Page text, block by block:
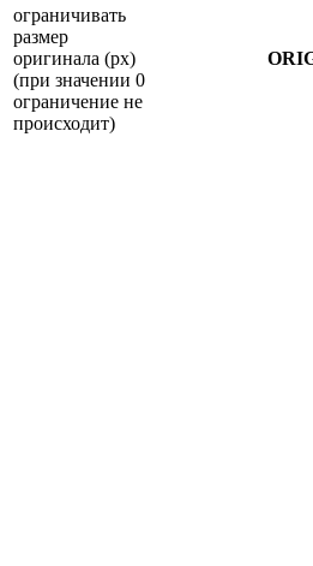
ограничивать
размер
оригинала (px)
(при значении 0
ограничение не
происходит)